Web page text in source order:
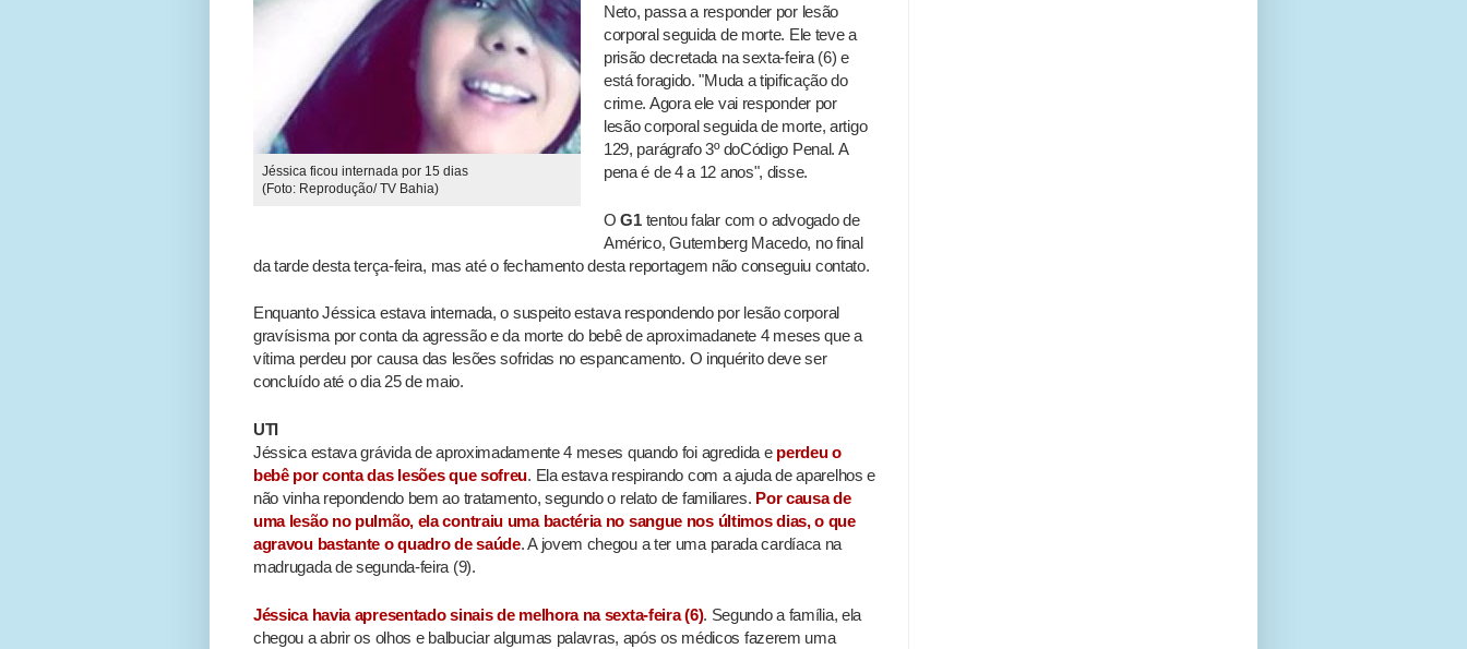
Jéssica ficou internada por 15 dias
(Foto: Reprodução/ TV Bahia)
Neto, passa a responder por lesão
corporal seguida de morte. Ele teve a
prisão decretada na sexta-feira (6) e
está foragido. "Muda a tipificação do
crime. Agora ele vai responder por
lesão corporal seguida de morte, artigo
129, parágrafo 3º doCódigo Penal. A
pena é de 4 a 12 anos", disse.
OG1 tentou falar com o advogado de
Américo, Gutemberg Macedo, no final
da tarde desta terça-feira, mas até o fechamento desta reportagem não conseguiu contato.
Enquanto Jéssica estava internada, o suspeito estava respondendo por lesão corporal
gravísisma por conta da agressão e da morte do bebê de aproximadanete 4 meses que a
vítima perdeu por causa das lesões sofridas no espancamento. O inquérito deve ser
concluído até o dia 25 de maio.
UTI
Jéssica estava grávida de aproximadamente 4 meses quando foi agredida e perdeu o
bebê por conta das lesões que sofreu. Ela estava respirando com a ajuda de aparelhos e
não vinha repondendo bem ao tratamento, segundo o relato de familiares. Por causa de
uma lesão no pulmão, ela contraiu uma bactéria no sangue nos últimos dias, o que
agravou bastante o quadro de saúde. A jovem chegou a ter uma parada cardíaca na
madrugada de segunda-feira (9).
Jéssica havia apresentado sinais de melhora na sexta-feira (6). Segundo a família, ela
chegou a abrir os olhos e balbuciar algumas palavras, após os médicos fazerem uma